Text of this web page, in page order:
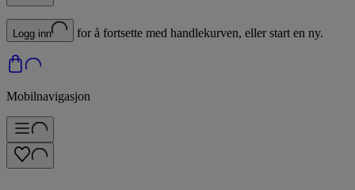
Logg inn for å fortsette med handlekurven, eller start en ny.
Mobilnavigasjon